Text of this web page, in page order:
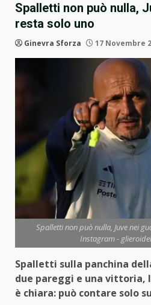
Spalletti non può nulla,
resta solo uno
Ginevra Sforza 17 Novembre
Spalletti non può nulla, Juve nei
Instagram -
Spalletti sulla panchina
due pareggi e una vittoria,
è chiara: può contare solo